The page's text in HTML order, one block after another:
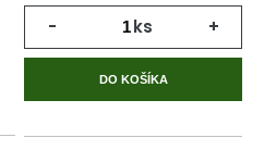
- ks +
DO KOŠÍKA